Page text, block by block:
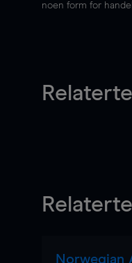
noen form for
Norwegian